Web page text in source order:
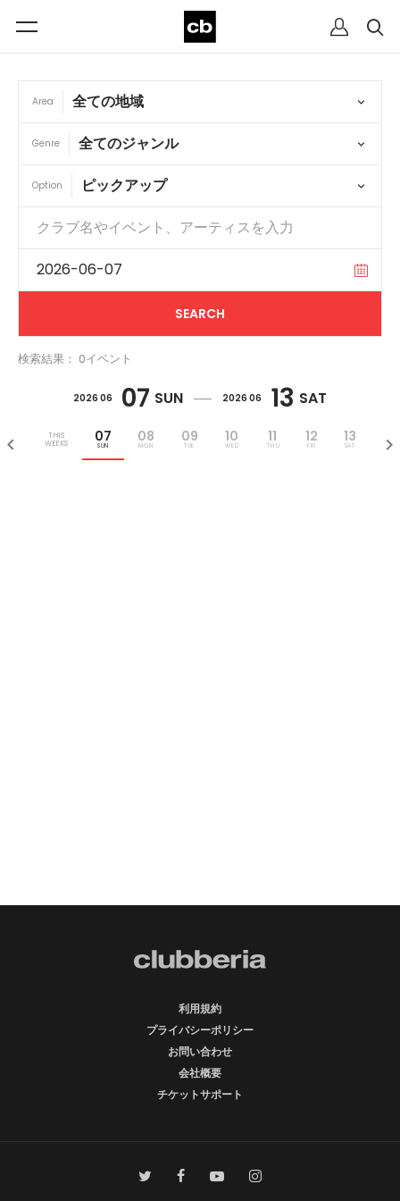
Area
Genre
Option
検索結果： 0イベント
2026 06 07 SUN 2026 06 13 SAT
THIS
WEEKS
07
SUN
08
MON
09
TUE
10
WED
11
THU
12
FRI
13
SAT
利用規約
プライバシーポリシー
お問い合わせ
会社概要
チケットサポート